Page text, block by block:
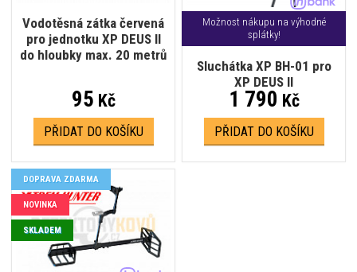
Vodotěsná zátka červená
pro jednotku XP DEUS II
do hloubky max. 20 metrů
95 Kč
PŘIDAT DO KOŠÍKU
Možnost nákupu na výhodné
splátky!
Sluchátka XP BH-01 pro
XP DEUS II
1 790 Kč
PŘIDAT DO KOŠÍKU
DOPRAVA ZDARMA
NOVINKA
SKLADEM